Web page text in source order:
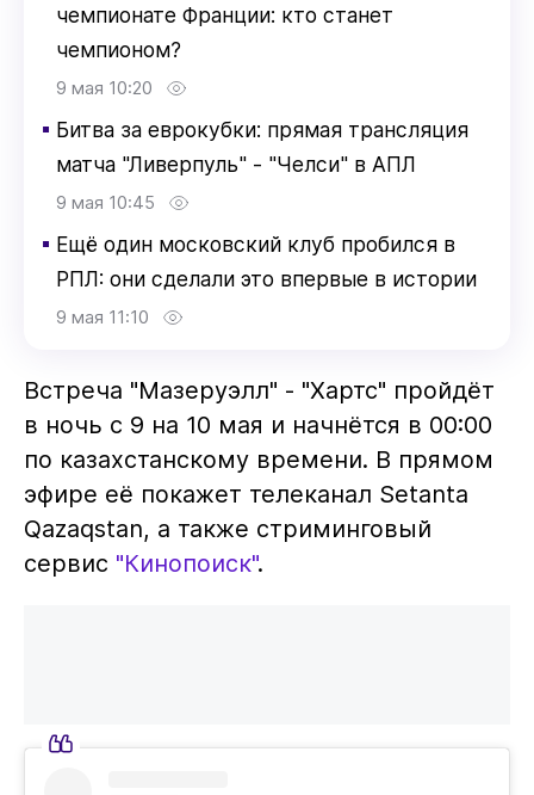
чемпионате Франции: кто станет
чемпионом?
9 мая 10:20
▪ Битва за еврокубки: прямая трансляция
матча "Ливерпуль" - "Челси" в АПЛ
9 мая 10:45
▪ Ещё один московский клуб пробился в
РПЛ: они сделали это впервые в истории
9 мая 11:10
Встреча "Мазеруэлл" - "Хартс" пройдёт
в ночь с 9 на 10 мая и начнётся в 00:00
по казахстанскому времени. В прямом
эфире её покажет телеканал Setanta
Qazaqstan, а также стриминговый
сервис "Кинопоиск".